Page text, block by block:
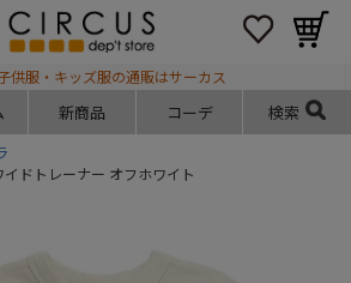
供服・キッズ服の通販はサーカス
新商品 コーデ 検索
ドトレーナー オフホワイト